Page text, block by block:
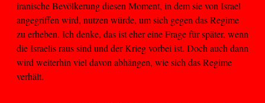
iranische Bevölkerung diesen Moment, in dem sie von Israel
angegriffen wird, nutzen würde, um sich gegen das Regime
zu erheben. Ich denke, das ist eher eine Frage für später, wenn
die Israelis raus sind und der Krieg vorbei ist. Doch auch dann
wird weiterhin viel davon abhängen, wie sich das Regime
verhält.